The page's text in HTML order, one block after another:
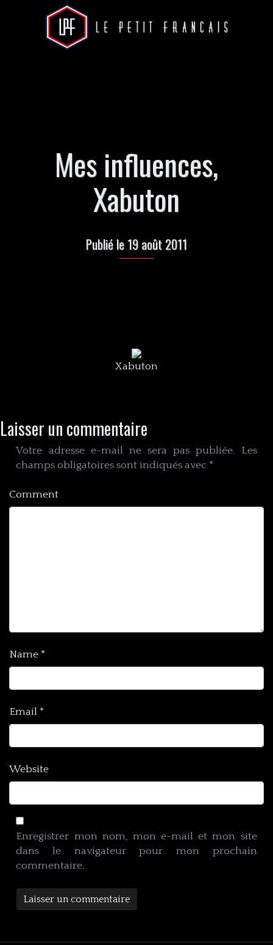
Mes influences,
Xabuton
Publié le 19 août 2011
Xabuton
Laisser un commentaire
Votre adresse e-mail ne sera pas publiée.
Les
champs obligatoires sont indiqués avec *
Comment
Name *
Email *
Website
Enregistrer mon nom, mon e-mail et mon site
dans le navigateur pour mon prochain
commentaire.